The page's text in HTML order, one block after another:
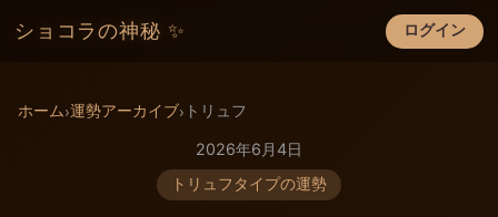
ショコラの神秘 ✨ ログイン
×
ホーム›運勢アーカイブ› トリュフ
2026年6月4日
トリュフタイプの運勢